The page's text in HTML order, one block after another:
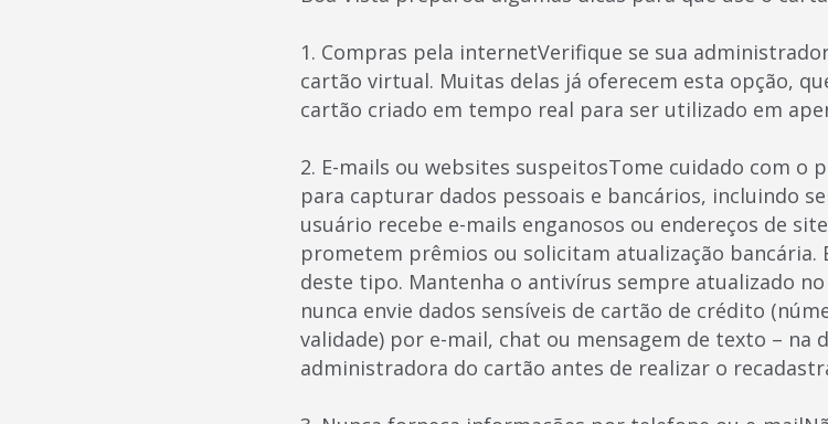
1. Compras pela internetVerifique se sua
cartão virtual. Muitas delas já oferecem esta opção,
cartão criado em tempo real para ser utilizado em
2. E-mails ou websites suspeitosTome cuidado com o
para capturar dados pessoais e bancários, incluindo
usuário recebe e-mails enganosos ou endereços de
prometem prêmios ou solicitam atualização bancária.
deste tipo. Mantenha o antivírus sempre atualizado
nunca envie dados sensíveis de cartão de crédito
validade) por e-mail, chat ou mensagem de texto – na
administradora do cartão antes de realizar o